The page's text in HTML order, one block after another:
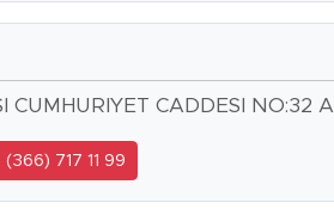
CUMHURIYET CADDESI NO:32 A
(366) 717 11 99